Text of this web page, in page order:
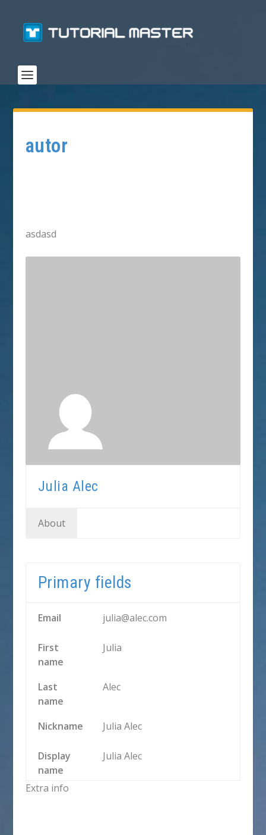
autor
asdasd
Julia Alec
About
Primary fields
Email julia@alec.com
First
name
Julia
Last
name
Alec
Nickname Julia Alec
Display
name
Julia Alec
Extra info